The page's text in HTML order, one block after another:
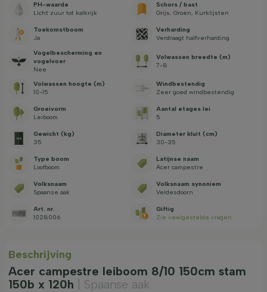
PH-waarde
Licht zuur tot kalkrijk
Schors / bast
Grijs, Groen, Kurklijsten
Toekomstboom
Ja
Verharding
Verdraagt halfverharding
Vogelbescherming en
vogelvoer
Nee
Volwassen breedte (m)
7-8
Volwassen hoogte (m)
10-15
Windbestendig
Zeer goed windbestendig
Groeivorm
Leiboom
Aantal etages lei
5
Gewicht (kg)
35
Diameter kluit (cm)
30-35
Type boom
Loofboom
Latijnse naam
Acer campestre
Volksnaam
Spaanse aak
Volksnaam synoniem
Veldesdoorn
Art. nr.
1028006
Giftig
Zie veelgestelde vragen
Beschrijving
Acer campestre leiboom 8/10 150cm stam
150b x 120h
| Spaanse aak